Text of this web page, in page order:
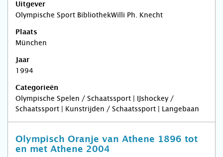
Uitgever
Olympische Sport BibliothekWilli Ph. Knecht
Plaats
München
Jaar
1994
Categorieën
Olympische Spelen / Schaatssport | IJshockey /
Schaatssport | Kunstrijden / Schaatssport | Langebaan
Olympisch Oranje van Athene 1896 tot
en met Athene 2004